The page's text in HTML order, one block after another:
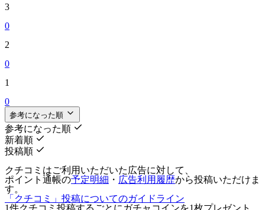
3
0
2
0
1
0
参考になった順
参考になった順
新着順
投稿順
クチコミはご利用いただいた広告に対して、
ポイント通帳の予定明細 ・ 広告利用履歴から投稿いただけま
す。
「クチコミ」投稿についてのガイドライン
1件クチコミ投稿するごとに ガチャコインを1枚プレゼント